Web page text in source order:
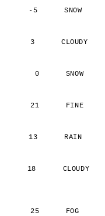
-5      SNOW
3      CLOUDY
0      SNOW
21      FINE
13      RAIN
18      CLOUDY
25      FOG